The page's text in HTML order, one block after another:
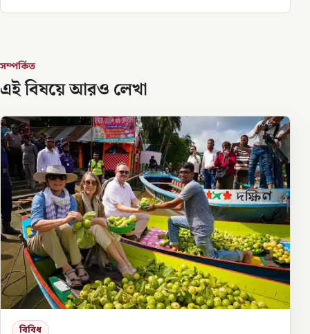
সম্পর্কিত
এই বিষয়ে আরও লেখা
বিবিধ